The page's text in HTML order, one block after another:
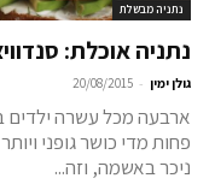
נתניה מבשלת
נתניה אוכלת:
גולן ימין -
20/08/2015
ארבעה מכל עשרה ילדים
פחות מדי כושר גופני
ניכר באשמה, וזה...